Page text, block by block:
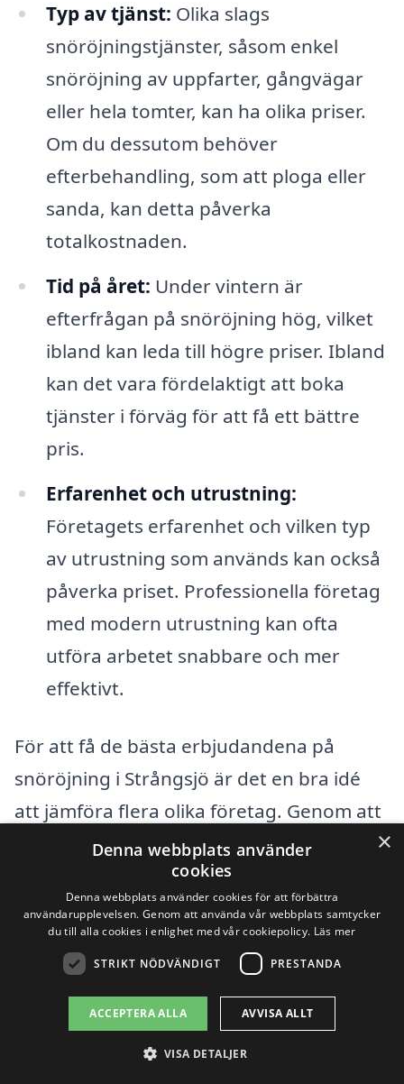
Typ av tjänst: Olika slags
snöröjningstjänster, såsom enkel
snöröjning av uppfarter, gångvägar
eller hela tomter, kan ha olika priser.
Om du dessutom behöver
efterbehandling, som att ploga eller
sanda, kan detta påverka
totalkostnaden.
Tid på året: Under vintern är
efterfrågan på snöröjning hög, vilket
ibland kan leda till högre priser. Ibland
kan det vara fördelaktigt att boka
tjänster i förväg för att få ett bättre
pris.
Erfarenhet och utrustning:
Företagets erfarenhet och vilken typ
av utrustning som används kan också
påverka priset. Professionella företag
med modern utrustning kan ofta
utföra arbetet snabbare och mer
effektivt.
För att få de bästa erbjudandena på
snöröjning i Strångsjö är det en bra idé
att jämföra flera olika företag. Genom att
begära offerter och ställa frågor om
deras tjänster och priser kan du lättare
hitta det alternativ som bäst passar dina
behov. Tjänsterna kan variera, så att få en
översikt över marknaden kan hjälpa dig
att fatta ett informerat beslut.
Genom att tänka på dessa faktorer och
×
Denna webbplats använder
cookies
Denna webbplats använder cookies för att förbättra
användarupplevelsen. Genom att använda vår webbplats samtycker
du till alla cookies i enlighet med vår cookiepolicy. Läs mer
STRIKT NÖDVÄNDIGT PRESTANDA
ACCEPTERA ALLA AVVISA ALLT
VISA DETALJER